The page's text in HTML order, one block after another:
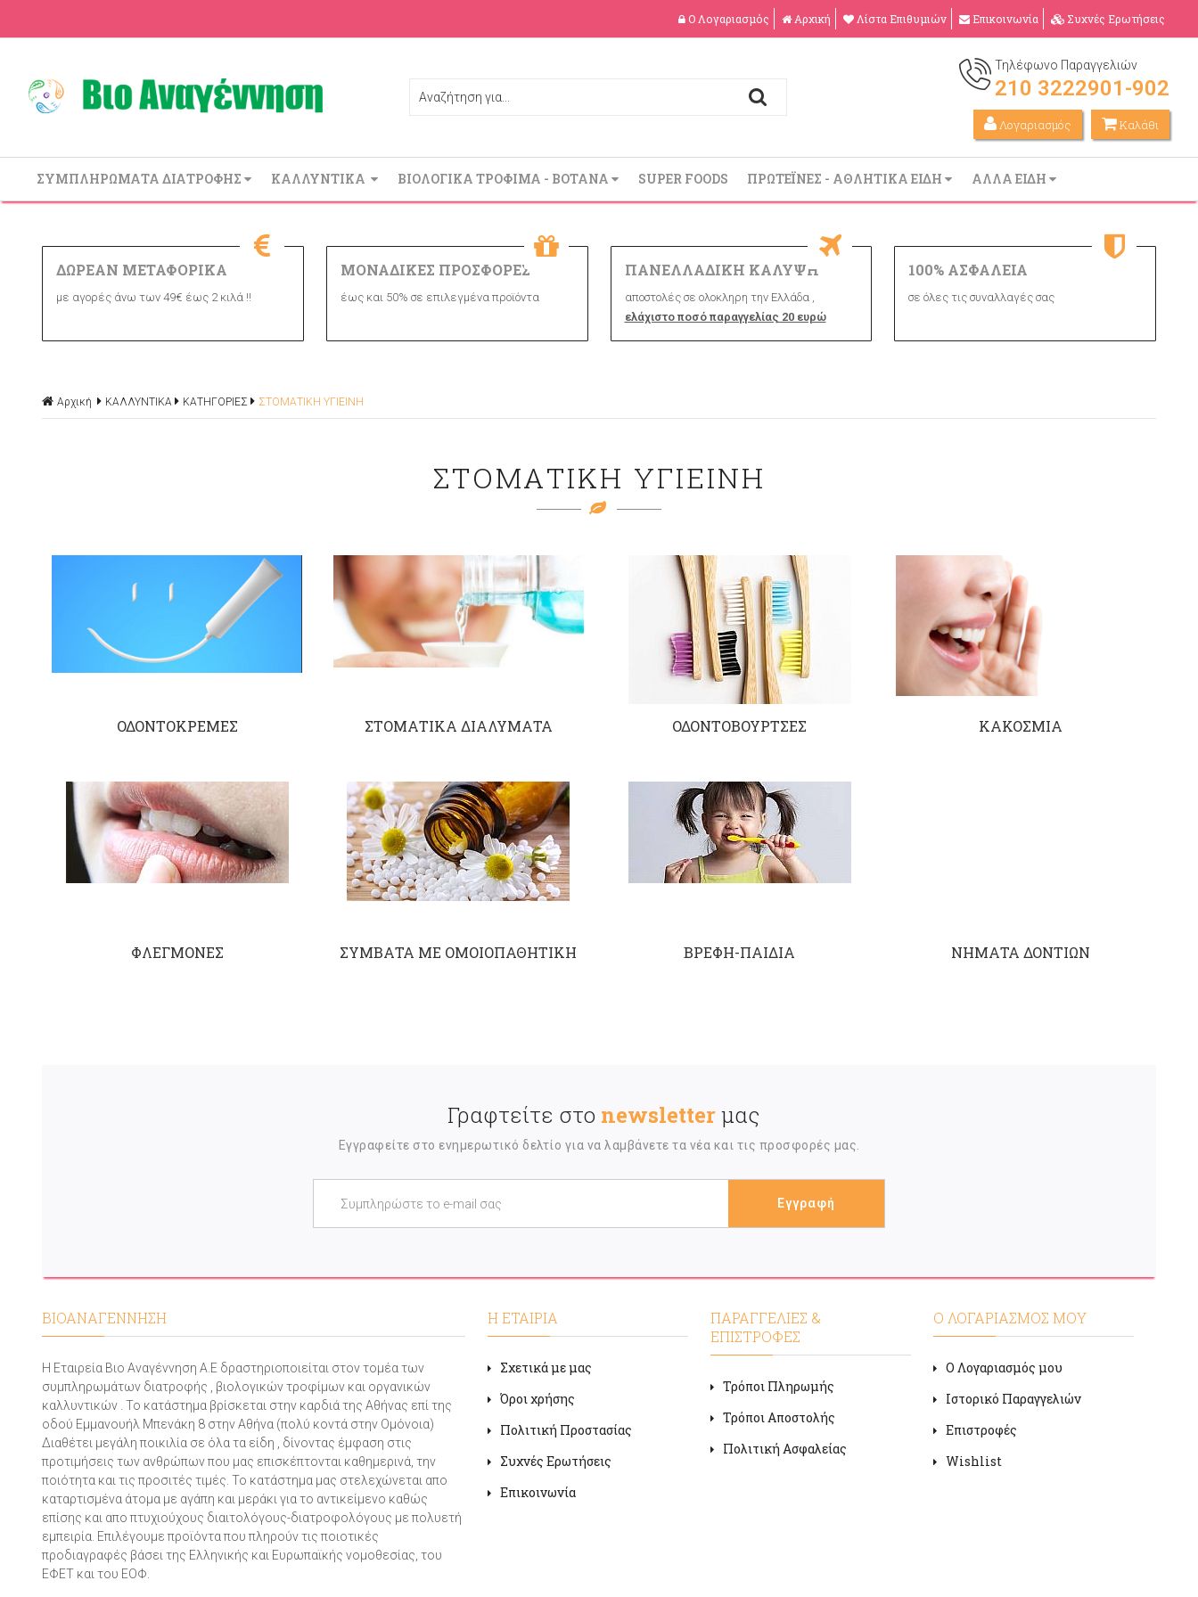
Ο Λογαριασμός Αρχική Λίστα Επιθυμιών Επικοινωνία Συχνές Ερωτήσεις
Τηλέφωνο Παραγγελιών
210 3222901-902
Λογαριασμός Καλάθι
ΣΥΜΠΛΗΡΩΜΑΤΑ ΔΙΑΤΡΟΦΗΣ ΚΑΛΛΥΝΤΙΚΑ ΒΙΟΛΟΓΙΚΑ ΤΡΟΦΙΜΑ - ΒΟΤΑΝΑ SUPER FOODS ΠΡΩΤΕΪΝΕΣ - ΑΘΛΗΤΙΚΑ ΕΙΔΗ ΑΛΛΑ ΕΙΔΗ
ΔΩΡΕΑΝ ΜΕΤΑΦΟΡΙΚΑ
με αγορές άνω των 49€ έως 2 κιλά !!
ΜΟΝΑΔΙΚΕΣ ΠΡΟΣΦΟΡΕΣ
έως και 50% σε επιλεγμένα προϊόντα
ΠΑΝΕΛΛΑΔΙΚΗ ΚΑΛΥΨΗ
αποστολές σε ολοκληρη την Ελλάδα ,
ελάχιστο ποσό παραγγελίας 20 ευρώ
100% ΑΣΦΑΛΕΙΑ
σε όλες τις συναλλαγές σας
Αρχική ΚΑΛΛΥΝΤΙΚΑ ΚΑΤΗΓΟΡΙΕΣ ΣΤΟΜΑΤΙΚΗ ΥΓΙΕΙΝΗ
ΣΤΟΜΑΤΙΚΗ ΥΓΙΕΙΝΗ
ΟΔΟΝΤΟΚΡΕΜΕΣ ΣΤΟΜΑΤΙΚΑ ΔΙΑΛΥΜΑΤΑ ΟΔΟΝΤΟΒΟΥΡΤΣΕΣ ΚΑΚΟΣΜΙΑ
ΦΛΕΓΜΟΝΕΣ ΣΥΜΒΑΤΑ ΜΕ ΟΜΟΙΟΠΑΘΗΤΙΚΗ ΒΡΕΦΗ-ΠΑΙΔΙΑ ΝΗΜΑΤΑ ΔΟΝΤΙΩΝ
Γραφτείτε στο newsletterμας
Εγγραφείτε στο ενημερωτικό δελτίο για να λαμβάνετε τα νέα και τις προσφορές μας.
ΒΙΟΑΝΑΓΕΝΝΗΣΗ
Η Εταιρεία Βιο Αναγέννηση Α.Ε δραστηριοποιείται στον τομέα των
συμπληρωμάτων διατροφής , βιολογικών τροφίμων και οργανικών
καλλυντικών . Το κατάστημα βρίσκεται στην καρδιά της Αθήνας επί της
οδού Εμμανουήλ Μπενάκη 8 στην Αθήνα (πολύ κοντά στην Ομόνοια)
Διαθέτει μεγάλη ποικιλία σε όλα τα είδη , δίνοντας έμφαση στις
προτιμήσεις των ανθρώπων που μας επισκέπτονται καθημερινά, την
ποιότητα και τις προσιτές τιμές. Το κατάστημα μας στελεχώνεται απο
καταρτισμένα άτομα με αγάπη και μεράκι για το αντικείμενο καθώς
επίσης και απο πτυχιούχους διαιτολόγους-διατροφολόγους με πολυετή
εμπειρία. Επιλέγουμε προϊόντα που πληρούν τις ποιοτικές
προδιαγραφές βάσει της Ελληνικής και Ευρωπαϊκής νομοθεσίας, του
ΕΦΕΤ και του ΕΟΦ.
Η ΕΤΑΙΡΙΑ
Σχετικά με μας
Όροι χρήσης
Πολιτική Προστασίας
Συχνές Ερωτήσεις
Επικοινωνία
ΠΑΡΑΓΓΕΛΙΕΣ &
ΕΠΙΣΤΡΟΦΕΣ
Τρόποι Πληρωμής
Τρόποι Αποστολής
Πολιτική Ασφαλείας
Ο ΛΟΓΑΡΙΑΣΜΟΣ ΜΟΥ
Ο Λογαριασμός μου
Ιστορικό Παραγγελιών
Επιστροφές
Wishlist